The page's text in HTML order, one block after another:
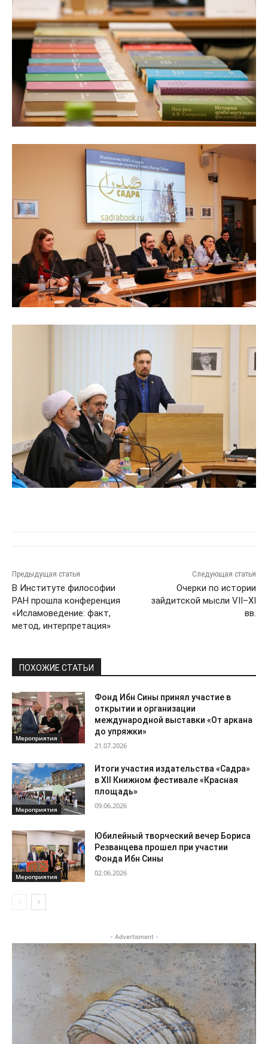
Предыдущая статья
В Институте философии
РАН прошла конференция
«Исламоведение: факт,
метод, интерпретация»
Следующая статья
Очерки по истории
зайдитской мысли VII–XI
вв.
ПОХОЖИЕ СТАТЬИ
Мероприятия
Фонд Ибн Сины принял участие в
открытии и организации
международной выставки «От аркана
до упряжки»
21.07.2026
Мероприятия
Итоги участия издательства «Садра»
в XII Книжном фестивале «Красная
площадь»
09.06.2026
Мероприятия
Юбилейный творческий вечер Бориса
Резванцева прошел при участии
Фонда Ибн Сины
02.06.2026
- Advertisment -